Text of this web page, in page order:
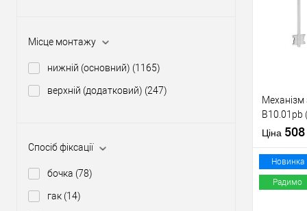
Місце монтажу
нижній (основний) (1165)
верхній (додатковий) (247)
Спосіб фіксації
бочка (78)
гак (14)
У
Матеріал
Країна
Міжосьова
відстань
Механізм
B10.01pb
нікель 5
Ціна 508
Новинка
Радимо